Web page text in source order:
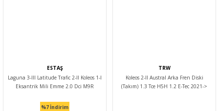
ESTAŞ
Laguna 3-III Latitude Trafic 2-II Koleos 1-I
Eksantrik Mili Emme 2.0 Dci M9R
%7 İndirim
TRW
Koleos 2-II Austral Arka Fren Diski
(Takım) 1.3 Tce H5H 1.2 E-Tec 2021->